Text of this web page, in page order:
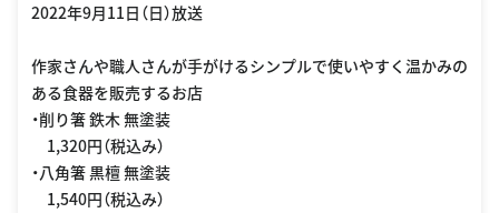
2022年9月11日（日）放送
作家さんや職人さんが手がけるシンプルで使いやすく温かみの
ある食器を販売するお店
・削り箸 鉄木 無塗装
1,320円（税込み）
・八角箸 黒檀 無塗装
1,540円（税込み）